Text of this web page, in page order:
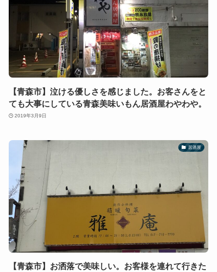
【青森市】泣ける優しさを感じました。お客さんをと
ても大事にしている青森美味いもん居酒屋わやわや。
2019年3月9日
居酒屋
【青森市】お洒落で美味しい。お客様を連れて行きた